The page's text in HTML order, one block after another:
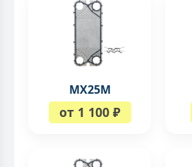
MX25M
от 1 100 ₽